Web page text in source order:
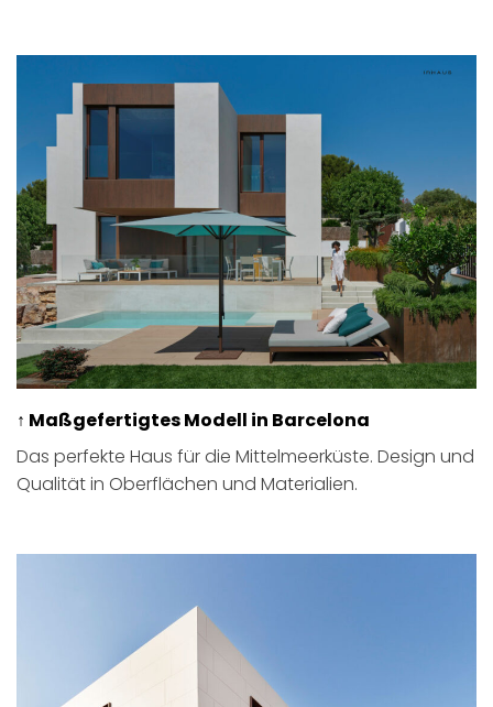
↑ Maßgefertigtes Modell in Barcelona
Das perfekte Haus für die Mittelmeerküste. Design und
Qualität in Oberflächen und Materialien.